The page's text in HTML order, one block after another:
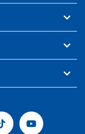
Tiktok Youtube